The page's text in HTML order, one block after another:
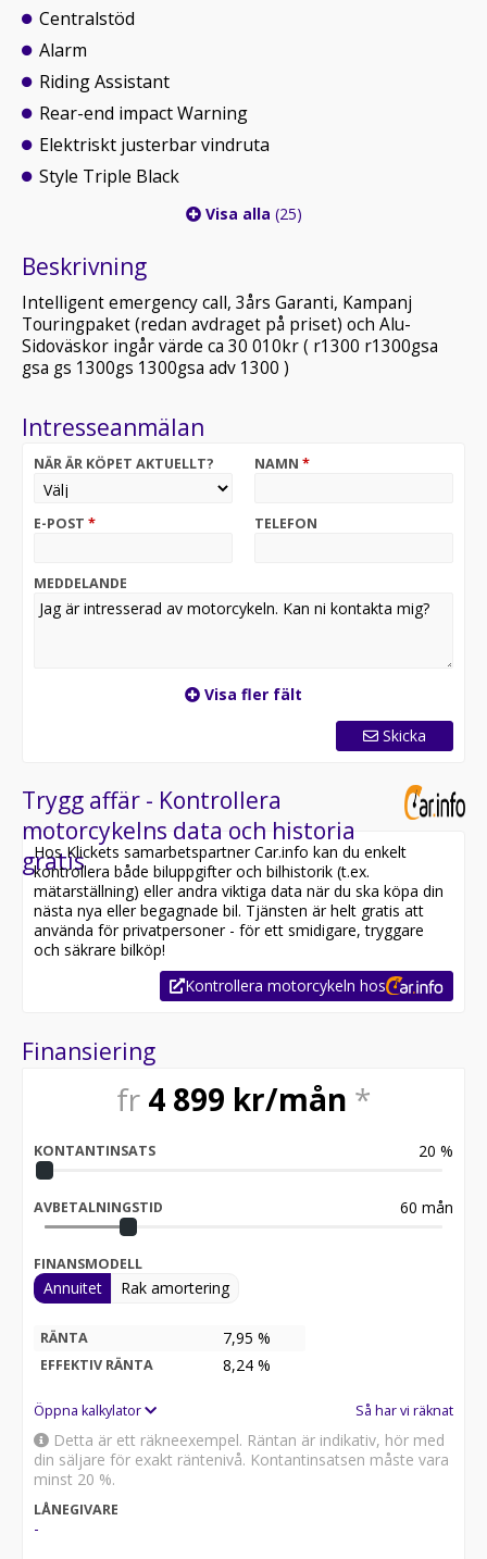
Centralstöd
Alarm
Riding Assistant
Rear-end impact Warning
Elektriskt justerbar vindruta
Style Triple Black
Visa alla (25)
Beskrivning
Intelligent emergency call, 3års Garanti, Kampanj
Touringpaket (redan avdraget på priset) och Alu-
Sidoväskor ingår värde ca 30 010kr ( r1300 r1300gsa
gsa gs 1300gs 1300gsa adv 1300 )
Intresseanmälan
NÄR ÄR KÖPET AKTUELLT? NAMN *
E-POST * TELEFON
MEDDELANDE
Visa fler fält
Skicka
Trygg affär - Kontrollera
motorcykelns data och historia
gratis
Hos Klickets samarbetspartner Car.info kan du enkelt
kontrollera både biluppgifter och bilhistorik (t.ex.
mätarställning) eller andra viktiga data när du ska köpa din
nästa nya eller begagnade bil. Tjänsten är helt gratis att
använda för privatpersoner - för ett smidigare, tryggare
och säkrare bilköp!
Kontrollera motorcykeln hos
Finansiering
fr 4 899 kr/mån *
KONTANTINSATS 20 %
AVBETALNINGSTID 60 mån
FINANSMODELL
Annuitet Rak amortering
RÄNTA 7,95 %
EFFEKTIV RÄNTA 8,24 %
Öppna kalkylator Så har vi räknat
Detta är ett räkneexempel. Räntan är indikativ, hör med
din säljare för exakt räntenivå. Kontantinsatsen måste vara
minst 20 %.
LÅNEGIVARE
-